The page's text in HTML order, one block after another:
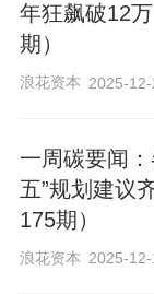
数据中心）
成一种高效
户、核心
型训练、超
力，选址核
年狂飙破12
期）
浪花资本 2025-12-
一周碳要闻
五”规划建议
175期）
浪花资本 2025-12-